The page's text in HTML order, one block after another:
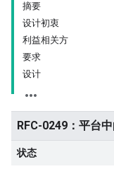
摘要
设计初衷
利益相关方
要求
设计
RFC-0249：平台
状态